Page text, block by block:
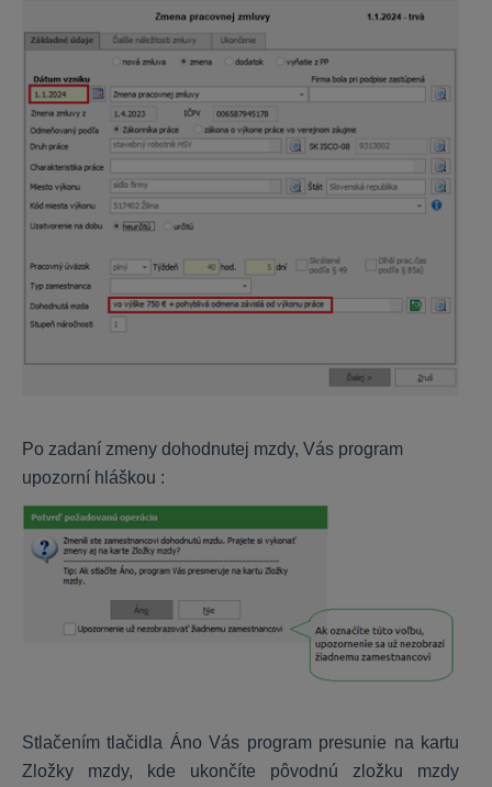
Prepojenie s účtovníctvom
Nastavenia
KROS Dochádzka
Základné nastavenia
Prístupy a čítačky
Voliteľné položky a výnimky
Pracovné kalendáre
Tlačové zostavy
HR systém
Práca s kartou zamestnanca
Práca so šanónmi
Personálne dotazníky
ALFA plus
Peňažný denník
Po zadaní zmeny dohodnutej mzdy, Vás program
upozorní hláškou :
Stlačením tlačidla Áno Vás program presunie na kartu
Zložky mzdy, kde ukončíte pôvodnú zložku mzdy